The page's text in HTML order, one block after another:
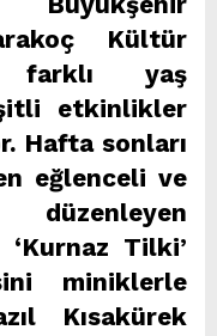
Kültür
farklı yaş
etkinlikler
Hafta sonları
eğlenceli ve
Tilki’
miniklerle
Kısakürek